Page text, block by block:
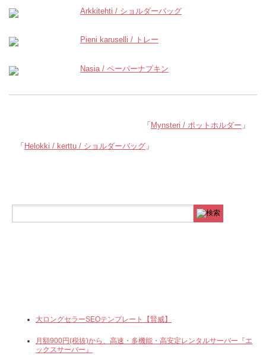
Arkkitehti / ショルダーバッグ
Pieni karuselli / トレー
Nasia / ペーパーナプキン
「 Mynsteri / ポットホルダー 」
「 Helokki / kerttu / ショルダーバッグ 」
大ロングセラーSEOテンプレート【賢威】
月額900円(税抜)から、高速・多機能・高安定レンタルサーバー『エ
ックスサーバー』